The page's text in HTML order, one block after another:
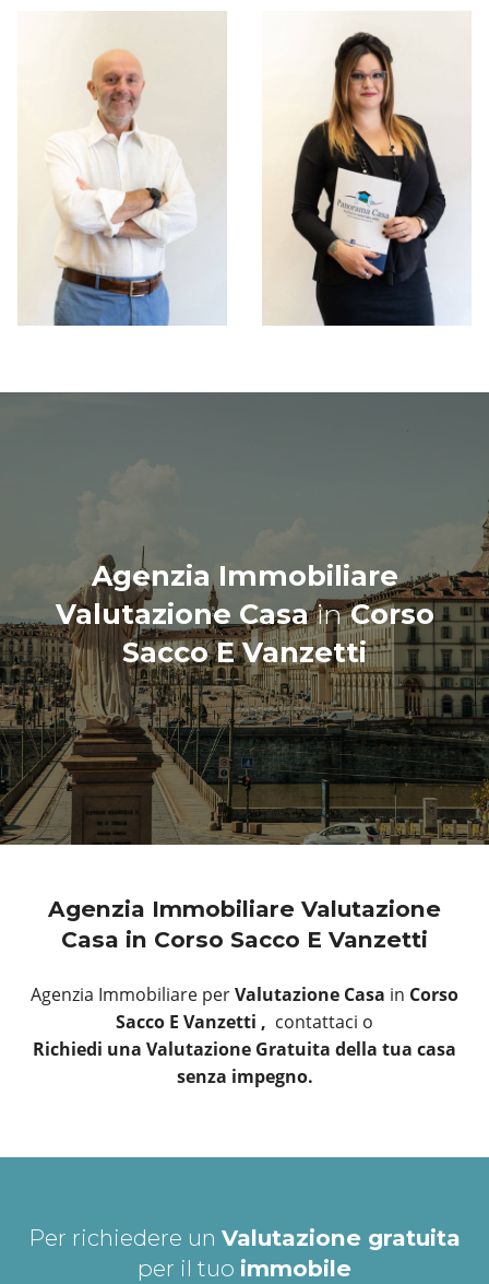
Agenzia Immobiliare
Valutazione CasainCorso
Sacco E Vanzetti
Agenzia Immobiliare Valutazione
Casa in Corso Sacco E Vanzetti
Agenzia Immobiliare perValutazione Casa in Corso
Sacco E Vanzetti , contattaci o
Richiedi una Valutazione Gratuita della tua casa
senza impegno.
Per richiedere un Valutazione gratuita
per il tuo immobile